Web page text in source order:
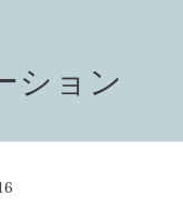
ション